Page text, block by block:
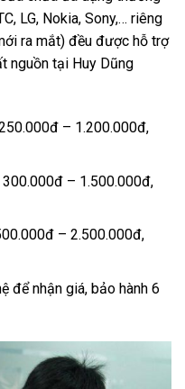
LG, Nokia, Sony,… riêng
ra mắt) đều được hỗ trợ
nguồn tại Huy Dũng
– 1.200.000đ,
– 1.500.000đ,
– 2.500.000đ,
để nhận giá, bảo hành 6